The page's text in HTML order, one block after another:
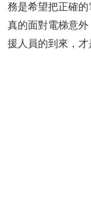
務是希望把正確
真的面對電梯意
援人員的到來，才